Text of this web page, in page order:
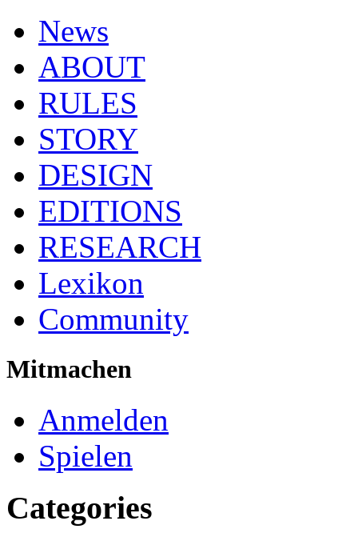
News
ABOUT
RULES
STORY
DESIGN
EDITIONS
RESEARCH
Lexikon
Community
Mitmachen
Anmelden
Spielen
Categories